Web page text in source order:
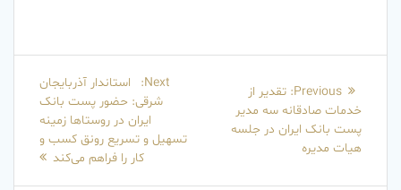
نوشته
Previous:
Previous
post:
تقدیر از
خدمات صادقانه سه مدیر
پست بانک ایران در جلسه
هیات مدیره
Next:
Next
post:
استاندار آذربایجان
شرقی: حضور پست بانک
ایران در روستاها زمینه
تسهیل و تسریع رونق کسب و
کار را فراهم می‌کند